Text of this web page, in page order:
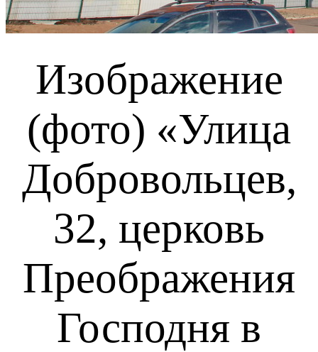
Изображение
(фото) «Улица
Добровольцев,
32, церковь
Преображения
Господня в